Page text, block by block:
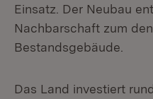
Einsatz. Der Neubau
Nachbarschaft zum
Bestandsgebäude.
Das Land investiert